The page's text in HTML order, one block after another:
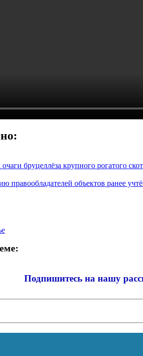
бруцеллёза крупного рогатого
правообладателей объектов ранее
Подпишитесь на нашу